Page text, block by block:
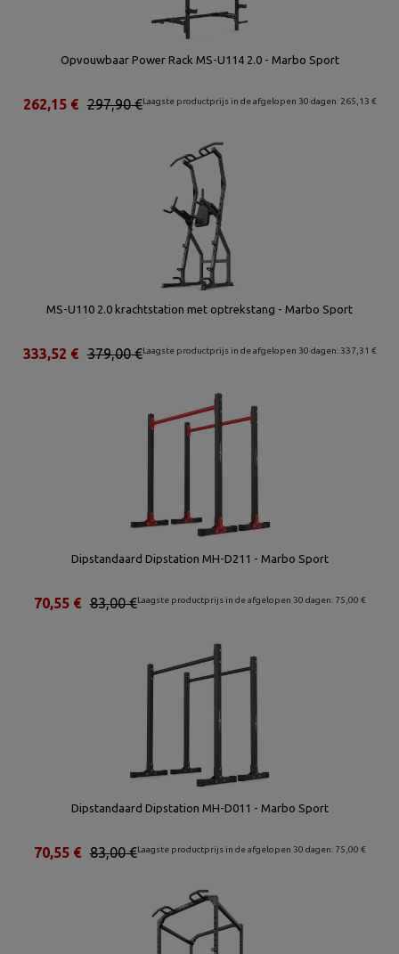
Opvouwbaar Power Rack MS-U114 2.0 - Marbo Sport
Laagste productprijs in de afgelopen 30 dagen: 265,13 €
297,90 €
262,15 €
MS-U110 2.0 krachtstation met optrekstang - Marbo Sport
Laagste productprijs in de afgelopen 30 dagen: 337,31 €
379,00 €
333,52 €
Dipstandaard Dipstation MH-D211 - Marbo Sport
Laagste productprijs in de afgelopen 30 dagen: 75,00 €
83,00 €
70,55 €
Dipstandaard Dipstation MH-D011 - Marbo Sport
Laagste productprijs in de afgelopen 30 dagen: 75,00 €
83,00 €
70,55 €